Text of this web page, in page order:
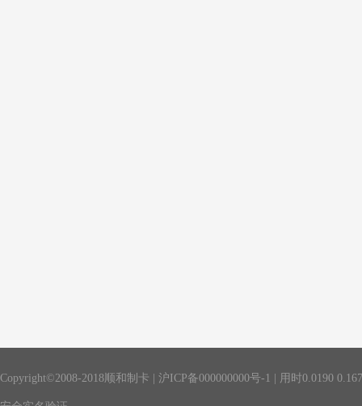
Copyright©2008-2018顺和制卡 | 沪ICP备000000000号-1 | 用时0.0190 0.167